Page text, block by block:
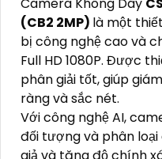
(CB2 2MP) là một
bị công nghệ cao và
Full HD 1080P. Được
phân giải tốt, giúp
ràng và sắc nét.
Với công nghệ AI,
đối tượng và phân